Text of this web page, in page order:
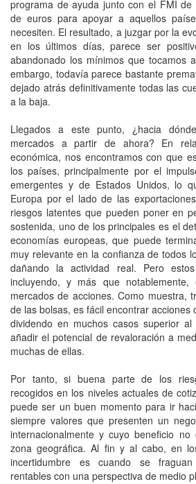
programa de ayuda junto con el FMI de
de euros para apoyar a aquellos
necesiten. El resultado, a juzgar por la
en los últimos días, parece ser
abandonado los mínimos que tocamos
embargo, todavía parece bastante
dejado atrás definitivamente todas las
a la baja.
Llegados a este punto, ¿hacia
mercados a partir de ahora? En
económica, nos encontramos con que
los países, principalmente por el
emergentes y de Estados Unidos, lo
Europa por el lado de las
riesgos latentes que pueden poner en
sostenida, uno de los principales es el
economías europeas, que puede
muy relevante en la confianza de todos
dañando la actividad real. Pero
incluyendo, y más que
mercados de acciones. Como muestra,
de las bolsas, es fácil encontrar acciones
dividendo en muchos casos superior
añadir el potencial de revaloración a
muchas de ellas.
Por tanto, si buena parte de los
recogidos en los niveles actuales de
puede ser un buen momento para ir
siempre valores que presenten un
internacionalmente y cuyo beneficio
zona geográfica. Al fin y al cabo, en
incertidumbre es cuando se
rentables con una perspectiva de medio